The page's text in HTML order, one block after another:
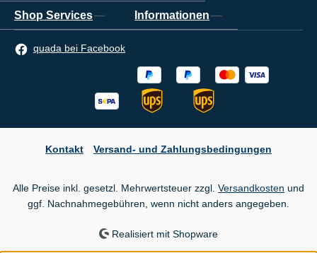
Shop Services Informationen
quada bei Facebook
Kontakt Versand- und Zahlungsbedingungen
Alle Preise inkl. gesetzl. Mehrwertsteuer zzgl. Versandkosten und
ggf. Nachnahmegebühren, wenn nicht anders angegeben.
Realisiert mit Shopware